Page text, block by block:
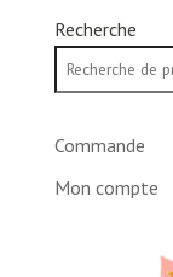
Recherche
Commande
Mon compte